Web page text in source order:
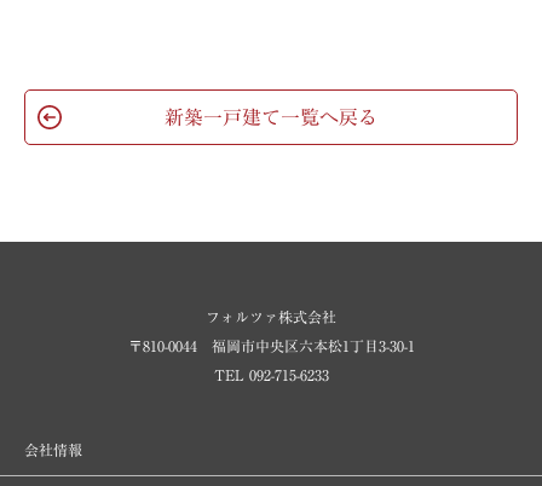
新築一戸建て一覧へ戻る
フォルツァ株式会社
〒810-0044 福岡市中央区六本松1丁目3-30-1
TEL 092-715-6233
会社情報